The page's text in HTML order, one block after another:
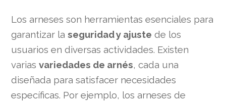
Los arneses son herramientas esenciales para
garantizar laseguridad y ajuste de los
usuarios en diversas actividades. Existen
variasvariedades de arnés, cada una
diseñada para satisfacer necesidades
específicas. Por ejemplo, los arneses de